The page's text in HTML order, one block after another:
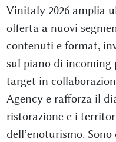
Vinitaly 2026 amplia
offerta a nuovi
contenuti e format,
sul piano di incoming
target in
Agency e rafforza il
ristorazione e i
dell’enoturismo.